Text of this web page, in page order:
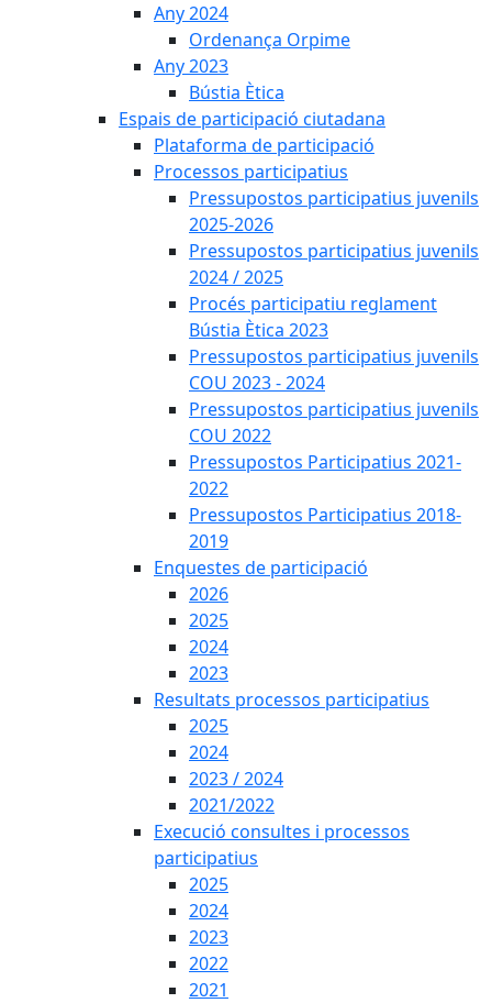
Any 2024
Ordenança Orpime
Any 2023
Bústia Ètica
Espais de participació ciutadana
Plataforma de participació
Processos participatius
Pressupostos participatius juvenils
2025-2026
Pressupostos participatius juvenils
2024 / 2025
Procés participatiu reglament
Bústia Ètica 2023
Pressupostos participatius juvenils
COU 2023 - 2024
Pressupostos participatius juvenils
COU 2022
Pressupostos Participatius 2021-
2022
Pressupostos Participatius 2018-
2019
Enquestes de participació
2026
2025
2024
2023
Resultats processos participatius
2025
2024
2023 / 2024
2021/2022
Execució consultes i processos
participatius
2025
2024
2023
2022
2021